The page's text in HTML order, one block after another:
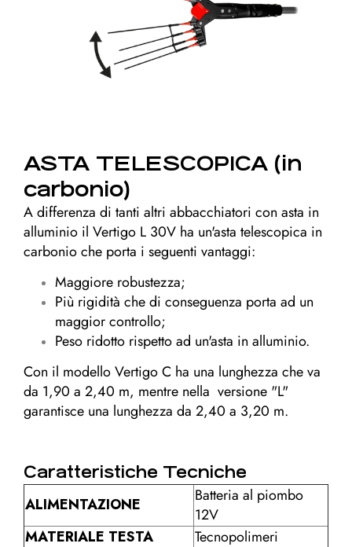
ASTA TELESCOPICA (in
carbonio)
A differenza di tanti altri abbacchiatori con asta in
alluminio il Vertigo L 30V ha un'asta telescopica in
carbonio che porta i seguenti vantaggi:
Maggiore robustezza;
Più rigidità che di conseguenza porta ad un
maggior controllo;
Peso ridotto rispetto ad un'asta in alluminio.
Con il modello Vertigo C ha una lunghezza che va
da 1,90 a 2,40 m, mentre nella versione "L"
garantisce una lunghezza da 2,40 a 3,20 m.
Caratteristiche Tecniche
ALIMENTAZIONE
Batteria al piombo
12V
MATERIALE TESTA
Tecnopolimeri